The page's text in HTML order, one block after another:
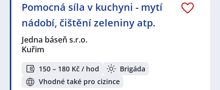
Pomocná síla v kuchyni - mytí
nádobí, čištění zeleniny atp.
Jedna báseň s.r.o.
Kuřim
150 – 180 Kč / hod
Brigáda
Vhodné také pro cizince